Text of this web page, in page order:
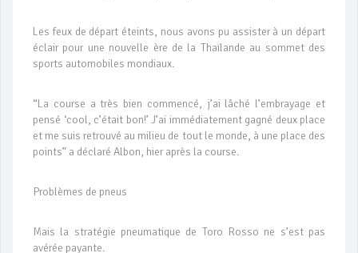
Les feux de départ éteints, nous avons pu assister à un départ
éclair pour une nouvelle ère de la Thaïlande au sommet des
sports automobiles mondiaux.
“La course a très bien commencé, j’ai lâché l’embrayage et
pensé ‘cool, c’était bon!’ J’ai immédiatement gagné deux place
et me suis retrouvé au milieu de tout le monde, à une place des
points” a déclaré Albon, hier après la course.
Problèmes de pneus
Mais la stratégie pneumatique de Toro Rosso ne s’est pas
avérée payante.